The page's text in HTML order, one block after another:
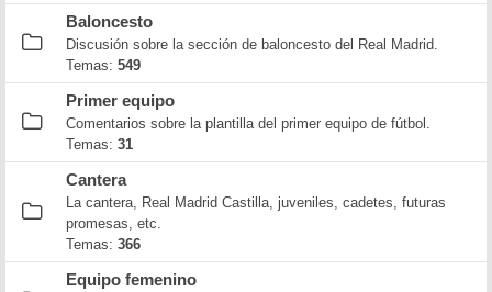
Baloncesto
Discusión sobre la sección de baloncesto del Real Madrid.
Temas: 549
Primer equipo
Comentarios sobre la plantilla del primer equipo de fútbol.
Temas: 31
Cantera
La cantera, Real Madrid Castilla, juveniles, cadetes, futuras
promesas, etc.
Temas: 366
Equipo femenino